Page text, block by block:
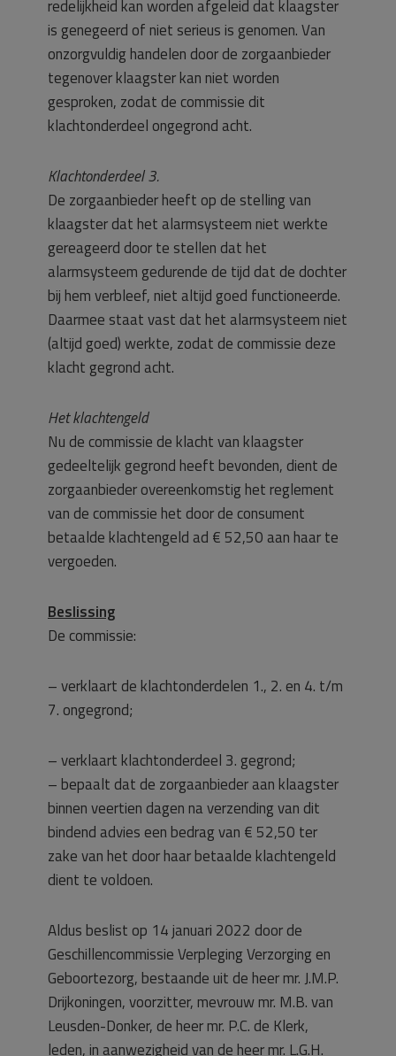
redelijkheid kan worden afgeleid dat klaagster
is genegeerd of niet serieus is genomen. Van
onzorgvuldig handelen door de zorgaanbieder
tegenover klaagster kan niet worden
gesproken, zodat de commissie dit
klachtonderdeel ongegrond acht.
Klachtonderdeel 3.
De zorgaanbieder heeft op de stelling van
klaagster dat het alarmsysteem niet werkte
gereageerd door te stellen dat het
alarmsysteem gedurende de tijd dat de dochter
bij hem verbleef, niet altijd goed functioneerde.
Daarmee staat vast dat het alarmsysteem niet
(altijd goed) werkte, zodat de commissie deze
klacht gegrond acht.
Het klachtengeld
Nu de commissie de klacht van klaagster
gedeeltelijk gegrond heeft bevonden, dient de
zorgaanbieder overeenkomstig het reglement
van de commissie het door de consument
betaalde klachtengeld ad € 52,50 aan haar te
vergoeden.
Beslissing
De commissie:
– verklaart de klachtonderdelen 1., 2. en 4. t/m
7. ongegrond;
– verklaart klachtonderdeel 3. gegrond;
– bepaalt dat de zorgaanbieder aan klaagster
binnen veertien dagen na verzending van dit
bindend advies een bedrag van € 52,50 ter
zake van het door haar betaalde klachtengeld
dient te voldoen.
Aldus beslist op 14 januari 2022 door de
Geschillencommissie Verpleging Verzorging en
Geboortezorg, bestaande uit de heer mr. J.M.P.
Drijkoningen, voorzitter, mevrouw mr. M.B. van
Leusden-Donker, de heer mr. P.C. de Klerk,
leden, in aanwezigheid van de heer mr. L.G.H.